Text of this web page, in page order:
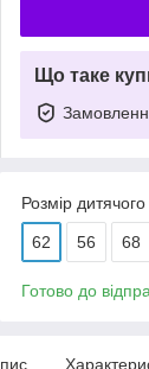
Що таке
Розмір
62 56 68
Готово до